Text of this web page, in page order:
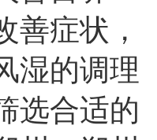
善症状，
湿的调理
选合适的